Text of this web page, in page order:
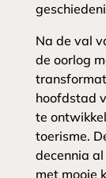
Na de val
de oorlog
hoofdstad
te
toerisme.
decennia
met mooie